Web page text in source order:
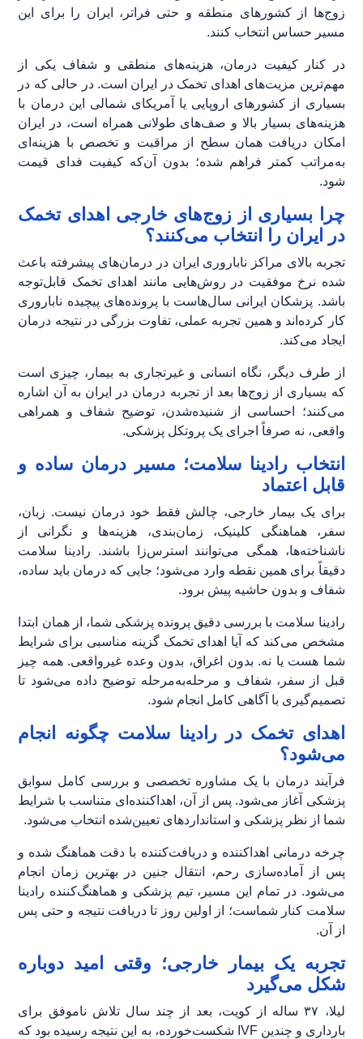
زوج‌ها از کشورهای منطقه و حتی فراتر، ایران را برای این
مسیر حساس انتخاب کنند.
در کنار کیفیت درمان، هزینه‌های منطقی و شفاف یکی از
مهم‌ترین مزیت‌های اهدای تخمک در ایران است. در حالی که در
بسیاری از کشورهای اروپایی یا آمریکای شمالی این درمان با
هزینه‌های بسیار بالا و صف‌های طولانی همراه است، در ایران
امکان دریافت همان سطح از مراقبت و تخصص با هزینه‌ای
به‌مراتب کمتر فراهم شده؛ بدون آن‌که کیفیت فدای قیمت
شود.
چرا بسیاری از زوج‌های خارجی اهدای تخمک
در ایران را انتخاب می‌کنند؟
تجربه بالای مراکز ناباروری ایران در درمان‌های پیشرفته باعث
شده نرخ موفقیت در روش‌هایی مانند اهدای تخمک قابل‌توجه
باشد. پزشکان ایرانی سال‌هاست با پرونده‌های پیچیده ناباروری
کار کرده‌اند و همین تجربه عملی، تفاوت بزرگی در نتیجه درمان
ایجاد می‌کند.
از طرف دیگر، نگاه انسانی و غیرتجاری به بیمار، چیزی است
که بسیاری از زوج‌ها بعد از تجربه درمان در ایران به آن اشاره
می‌کنند؛ احساسی از شنیده‌شدن، توضیح شفاف و همراهی
واقعی، نه صرفاً اجرای یک پروتکل پزشکی.
انتخاب رادینا سلامت؛ مسیر درمان ساده و
قابل اعتماد
برای یک بیمار خارجی، چالش فقط خود درمان نیست. زبان،
سفر، هماهنگی کلینیک، زمان‌بندی، هزینه‌ها و نگرانی از
ناشناخته‌ها، همگی می‌توانند استرس‌زا باشند. رادینا سلامت
دقیقاً برای همین نقطه وارد می‌شود؛ جایی که درمان باید ساده،
شفاف و بدون حاشیه پیش برود.
رادینا سلامت با بررسی دقیق پرونده پزشکی شما، از همان ابتدا
مشخص می‌کند که آیا اهدای تخمک گزینه مناسبی برای شرایط
شما هست یا نه. بدون اغراق، بدون وعده غیرواقعی. همه چیز
قبل از سفر، شفاف و مرحله‌به‌مرحله توضیح داده می‌شود تا
تصمیم‌گیری با آگاهی کامل انجام شود.
اهدای تخمک در رادینا سلامت چگونه انجام
می‌شود؟
فرآیند درمان با یک مشاوره تخصصی و بررسی کامل سوابق
پزشکی آغاز می‌شود. پس از آن، اهداکننده‌ای متناسب با شرایط
شما از نظر پزشکی و استانداردهای تعیین‌شده انتخاب می‌شود.
چرخه درمانی اهداکننده و دریافت‌کننده با دقت هماهنگ شده و
پس از آماده‌سازی رحم، انتقال جنین در بهترین زمان انجام
می‌شود. در تمام این مسیر، تیم پزشکی و هماهنگ‌کننده رادینا
سلامت کنار شماست؛ از اولین روز تا دریافت نتیجه و حتی پس
از آن.
تجربه یک بیمار خارجی؛ وقتی امید دوباره
شکل می‌گیرد
لیلا، ۳۷ ساله از کویت، بعد از چند سال تلاش ناموفق برای
بارداری و چندین IVF شکست‌خورده، به این نتیجه رسیده بود که